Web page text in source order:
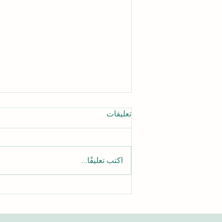
الدليل الشامل للوصول إلى
الدولية الأكاديمية
تعليقات
اكتب تعليقًا...